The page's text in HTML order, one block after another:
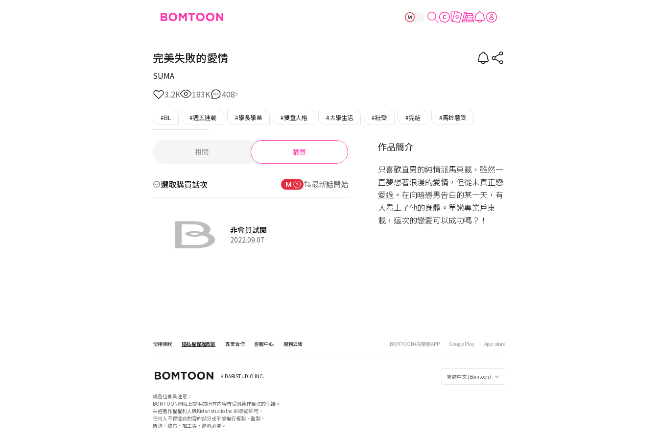
完美失敗的愛情
完美失敗的愛情
SUMA
3.2K
183K 408
#BL #週五連載 #學長學弟 #雙重人格 #大學生活 #壯受 #完結 #馬鈴薯受
租閱 購買
選取購買話次 最新話開始
非會員試閱
2022.09.07
作品簡介
只喜歡直男的純情派馬東載，雖然一
直夢想著浪漫的愛情，但從未真正戀
愛過。在向暗戀男告白的某一天，有
人看上了他的身體。單戀專業戶東
載，這次的戀愛可以成功嗎？！
使用條款 隱私權保護政策 異業合作 客服中心 服務公告 BOMTOON+完整版APP Google Play App store
繁體中文 (Bomtoon)
KIDARISTUDIO INC.
請各位會員注意：
BOMTOON網站上提供的所有内容皆受到著作權法的保護。
未經著作權權利人與Kidaristudio Inc.的承認許可，
任何人不得擅自對容的部分或全部進行複製、重製、
傳送、散布、加工等，違者必究。